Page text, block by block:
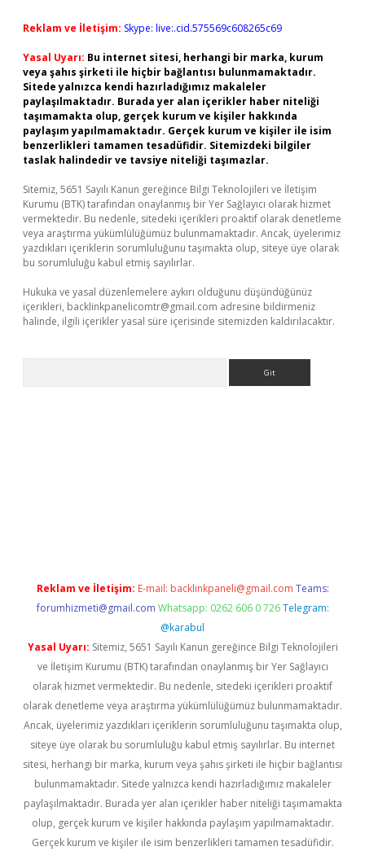
Reklam ve İletişim: Skype: live:.cid.575569c608265c69
Yasal Uyarı: Bu internet sitesi, herhangi bir marka, kurum
veya şahıs şirketi ile hiçbir bağlantısı bulunmamaktadır.
Sitede yalnızca kendi hazırladığımız makaleler
paylaşılmaktadır. Burada yer alan içerikler haber niteliği
taşımamakta olup, gerçek kurum ve kişiler hakkında
paylaşım yapılmamaktadır. Gerçek kurum ve kişiler ile isim
benzerlikleri tamamen tesadüfidir. Sitemizdeki bilgiler
taslak halindedir ve tavsiye niteliği taşımazlar.
Sitemiz, 5651 Sayılı Kanun gereğince Bilgi Teknolojileri ve İletişim
Kurumu (BTK) tarafından onaylanmış bir Yer Sağlayıcı olarak hizmet
vermektedir. Bu nedenle, sitedeki içerikleri proaktif olarak denetleme
veya araştırma yükümlülüğümüz bulunmamaktadır. Ancak, üyelerimiz
yazdıkları içeriklerin sorumluluğunu taşımakta olup, siteye üye olarak
bu sorumluluğu kabul etmiş sayılırlar.
Hukuka ve yasal düzenlemelere aykırı olduğunu düşündüğünüz
içerikleri, backlinkpanelicomtr@gmail.com adresine bildirmeniz
halinde, ilgili içerikler yasal süre içerisinde sitemizden kaldırılacaktır.
Reklam ve İletişim: E-mail: backlinkpaneli@gmail.com Teams:
forumhizmeti@gmail.com Whatsapp: 0262 606 0 726 Telegram:
@karabul
Yasal Uyarı: Sitemiz, 5651 Sayılı Kanun gereğince Bilgi Teknolojileri
ve İletişim Kurumu (BTK) tarafından onaylanmış bir Yer Sağlayıcı
olarak hizmet vermektedir. Bu nedenle, sitedeki içerikleri proaktif
olarak denetleme veya araştırma yükümlülüğümüz bulunmamaktadır.
Ancak, üyelerimiz yazdıkları içeriklerin sorumluluğunu taşımakta olup,
siteye üye olarak bu sorumluluğu kabul etmiş sayılırlar. Bu internet
sitesi, herhangi bir marka, kurum veya şahıs şirketi ile hiçbir bağlantısı
bulunmamaktadır. Sitede yalnızca kendi hazırladığımız makaleler
paylaşılmaktadır. Burada yer alan içerikler haber niteliği taşımamakta
olup, gerçek kurum ve kişiler hakkında paylaşım yapılmamaktadır.
Gerçek kurum ve kişiler ile isim benzerlikleri tamamen tesadüfidir.